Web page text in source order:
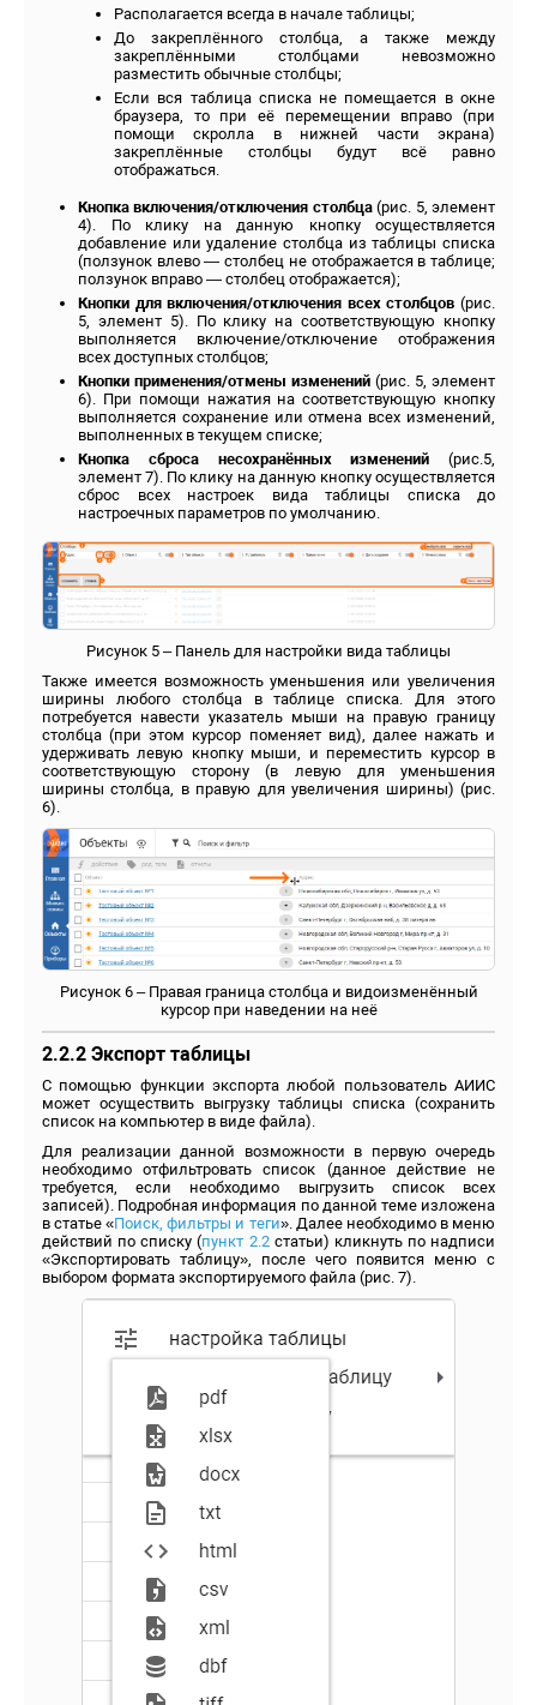
Располагается всегда в начале таблицы;
До закреплённого столбца, а также между
закреплёнными столбцами невозможно
разместить обычные столбцы;
Если вся таблица списка не помещается в окне
браузера, то при её перемещении вправо (при
помощи скролла в нижней части экрана)
закреплённые столбцы будут всё равно
отображаться.
Кнопка включения/отключения столбца(рис. 5, элемент
4). По клику на данную кнопку осуществляется
добавление или удаление столбца из таблицы списка
(ползунок влево — столбец не отображается в таблице;
ползунок вправо — столбец отображается);
Кнопки для включения/отключения всех столбцов (рис.
5, элемент 5). По клику на соответствующую кнопку
выполняется включение/отключение отображения
всех доступных столбцов;
Кнопки применения/отмены изменений (рис. 5, элемент
6). При помощи нажатия на соответствующую кнопку
выполняется сохранение или отмена всех изменений,
выполненных в текущем списке;
Кнопка сброса несохранённых изменений (рис.5,
элемент 7). По клику на данную кнопку осуществляется
сброс всех настроек вида таблицы списка до
настроечных параметров по умолчанию.
Рисунок 5 – Панель для настройки вида таблицы
Также имеется возможность уменьшения или увеличения
ширины любого столбца в таблице списка. Для этого
потребуется навести указатель мыши на правую границу
столбца (при этом курсор поменяет вид), далее нажать и
удерживать левую кнопку мыши, и переместить курсор в
соответствующую сторону (в левую для уменьшения
ширины столбца, в правую для увеличения ширины) (рис.
6).
Рисунок 6 – Правая граница столбца и видоизменённый
курсор при наведении на неё
2.2.2 Экспорт таблицы
С помощью функции экспорта любой пользователь АИИС
может осуществить выгрузку таблицы списка (сохранить
список на компьютер в виде файла).
Для реализации данной возможности в первую очередь
необходимо отфильтровать список (данное действие не
требуется, если необходимо выгрузить список всех
записей). Подробная информация по данной теме изложена
в статье «Поиск, фильтры и теги». Далее необходимо в меню
действий по списку (пункт 2.2статьи) кликнуть по надписи
«Экспортировать таблицу», после чего появится меню с
выбором формата экспортируемого файла (рис. 7).